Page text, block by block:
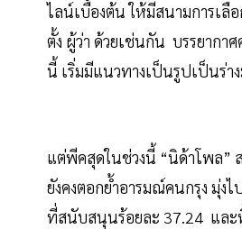
ไลน์เบื้องต้น ให้มีสนามการเ
ตั้ง ผู้ว่า ด้วยเช่นกัน บรรยากา
นี้ เริ่มมีแนวทางเป็นรูปเป็นร่า
แต่พีคสุดในช่วงนี้ “นิด้าโพล”
ยังคงตอกย้ำอารมณ์คนกรุง มุ่
ที่สนับสนุนร้อยละ 37.24 และ